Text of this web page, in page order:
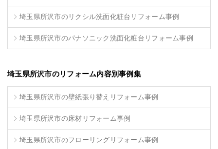
埼玉県所沢市のリクシル洗面化粧台リフォーム事例
埼玉県所沢市のパナソニック洗面化粧台リフォーム事例
埼玉県所沢市のリフォーム内容別事例集
埼玉県所沢市の壁紙張り替えリフォーム事例
埼玉県所沢市の床材リフォーム事例
埼玉県所沢市のフローリングリフォーム事例